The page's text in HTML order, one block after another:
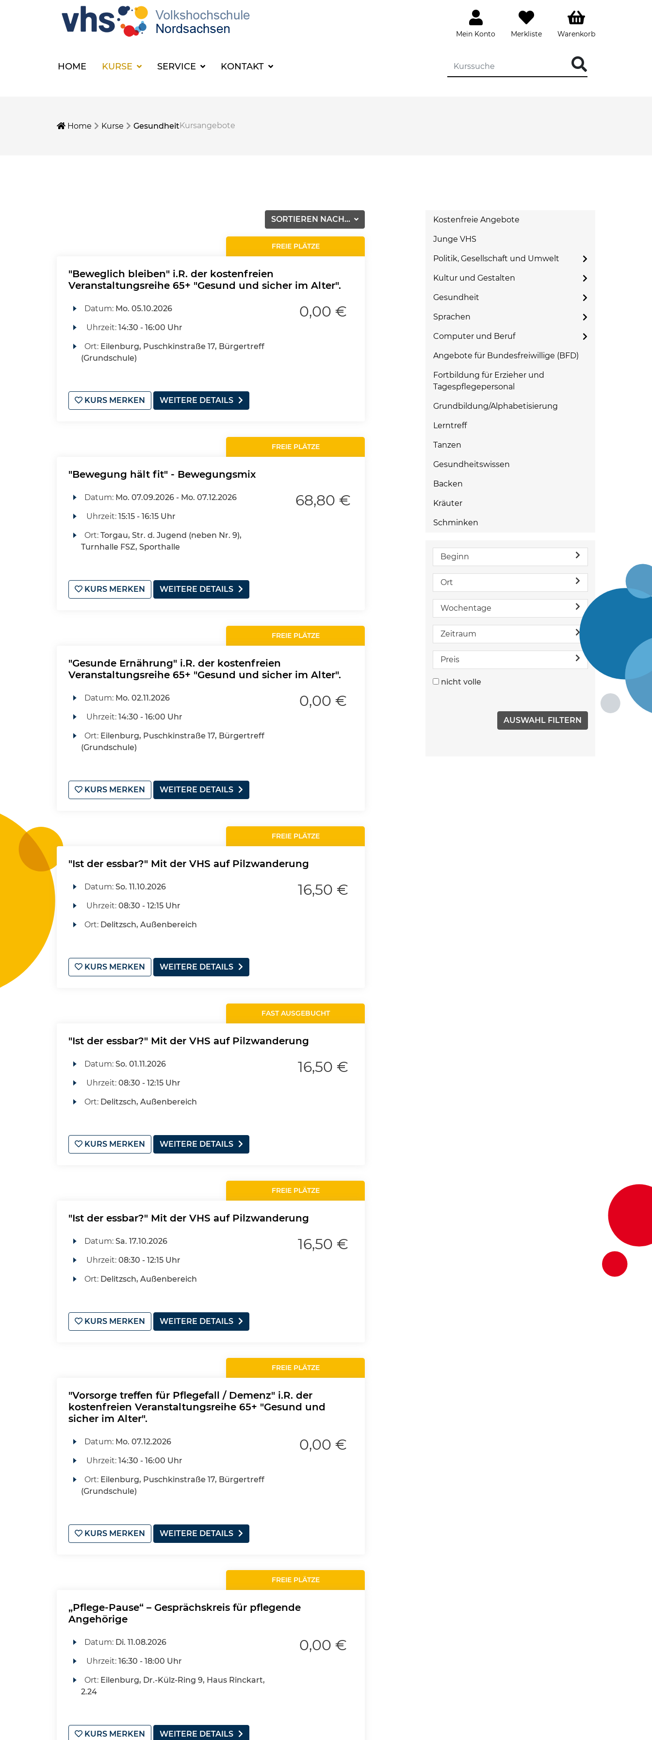
Mein Konto Merkliste Warenkorb
HOME KURSE SERVICE KONTAKT
Home Kurse GesundheitKursangebote
SORTIEREN NACH...
FREIE PLÄTZE
"Beweglich bleiben" i.R. der kostenfreien
Veranstaltungsreihe 65+ "Gesund und sicher im Alter".
Datum: Mo. 05.10.2026
Uhrzeit: 14:30 - 16:00 Uhr
Ort: Eilenburg, Puschkinstraße 17, Bürgertreff
(Grundschule)
0,00 €
KURS MERKEN WEITERE DETAILS
FREIE PLÄTZE
"Bewegung hält fit" - Bewegungsmix
Datum: Mo. 07.09.2026 - Mo. 07.12.2026
Uhrzeit: 15:15 - 16:15 Uhr
Ort: Torgau, Str. d. Jugend (neben Nr. 9),
Turnhalle FSZ, Sporthalle
68,80 €
KURS MERKEN WEITERE DETAILS
FREIE PLÄTZE
"Gesunde Ernährung" i.R. der kostenfreien
Veranstaltungsreihe 65+ "Gesund und sicher im Alter".
Datum: Mo. 02.11.2026
Uhrzeit: 14:30 - 16:00 Uhr
Ort: Eilenburg, Puschkinstraße 17, Bürgertreff
(Grundschule)
0,00 €
KURS MERKEN WEITERE DETAILS
FREIE PLÄTZE
"Ist der essbar?" Mit der VHS auf Pilzwanderung
Datum: So. 11.10.2026
Uhrzeit: 08:30 - 12:15 Uhr
Ort: Delitzsch, Außenbereich
16,50 €
KURS MERKEN WEITERE DETAILS
FAST AUSGEBUCHT
"Ist der essbar?" Mit der VHS auf Pilzwanderung
Datum: So. 01.11.2026
Uhrzeit: 08:30 - 12:15 Uhr
Ort: Delitzsch, Außenbereich
16,50 €
KURS MERKEN WEITERE DETAILS
FREIE PLÄTZE
"Ist der essbar?" Mit der VHS auf Pilzwanderung
Datum: Sa. 17.10.2026
Uhrzeit: 08:30 - 12:15 Uhr
Ort: Delitzsch, Außenbereich
16,50 €
KURS MERKEN WEITERE DETAILS
FREIE PLÄTZE
"Vorsorge treffen für Pflegefall / Demenz" i.R. der
kostenfreien Veranstaltungsreihe 65+ "Gesund und
sicher im Alter".
Datum: Mo. 07.12.2026
Uhrzeit: 14:30 - 16:00 Uhr
Ort: Eilenburg, Puschkinstraße 17, Bürgertreff
(Grundschule)
0,00 €
KURS MERKEN WEITERE DETAILS
FREIE PLÄTZE
„Pflege-Pause“ – Gesprächskreis für pflegende
Angehörige
Datum: Di. 11.08.2026
Uhrzeit: 16:30 - 18:00 Uhr
Ort: Eilenburg, Dr.-Külz-Ring 9, Haus Rinckart,
2.24
0,00 €
KURS MERKEN WEITERE DETAILS
Kostenfreie Angebote
Junge VHS
Politik, Gesellschaft und Umwelt
Kultur und Gestalten
Gesundheit
Sprachen
Computer und Beruf
Angebote für Bundesfreiwillige (BFD)
Fortbildung für Erzieher und
Tagespflegepersonal
Grundbildung/Alphabetisierung
Lerntreff
Tanzen
Gesundheitswissen
Backen
Kräuter
Schminken
Beginn
Ort
Wochentage
Zeitraum
Preis
nicht volle